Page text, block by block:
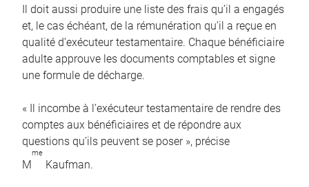
Il doit aussi produire une liste des frais qu’il a engagés
et, le cas échéant, de la rémunération qu’il a reçue en
qualité d’exécuteur testamentaire. Chaque bénéficiaire
adulte approuve les documents comptables et signe
une formule de décharge.
« Il incombe à l’exécuteur testamentaire de rendre des
comptes aux bénéficiaires et de répondre aux
questions qu’ils peuvent se poser », précise
M
me
Kaufman.